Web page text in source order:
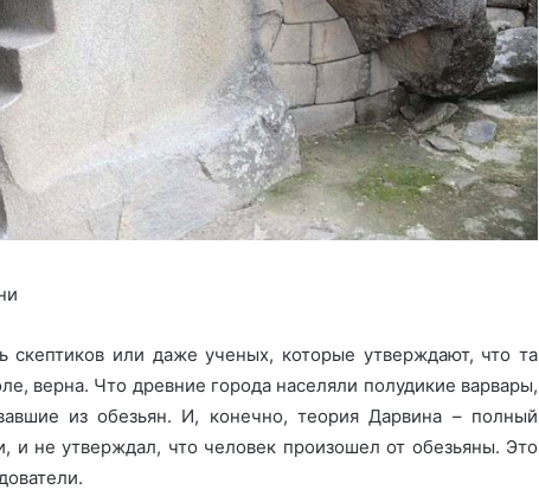
скептиков или даже ученых, которые утверждают, что та
верна. Что древние города населяли полудикие варвары,
из обезьян. И, конечно, теория Дарвина – полный
и не утверждал, что человек произошел от обезьяны. Это